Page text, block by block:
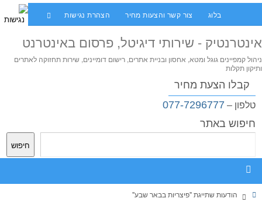
בלוג צור קשר והצעות מחיר הצהרת נגישות
אינטרנטיק - שירותי דיגיטל, פרסום באינטרנט
ניהול קמפיינים גוגל ומטא, אחסון ובניית אתרים, רישום דומיינים, שירות תחזוקה לאתרים
ותיקון תקלות
קבלו הצעת מחיר
טלפון – 077-7296777
חיפוש באתר
חיפוש
הודעות שתייגת "פיצריות בבאר שבע"